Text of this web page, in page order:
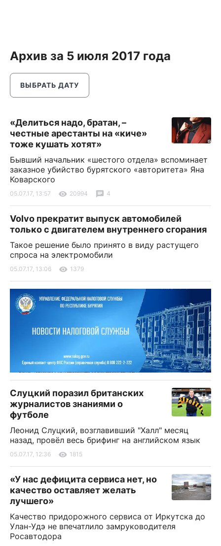
Архив за 5 июля 2017 года
ВЫБРАТЬ ДАТУ
«Делиться надо, братан, –
честные арестанты на «киче»
тоже кушать хотят»
Бывший начальник «шестого отдела» вспоминает
заказное убийство бурятского «авторитета» Яна
Коварского
05.07.17, 13:57 20994 4
Volvo прекратит выпуск автомобилей
только с двигателем внутреннего сгорания
Такое решение было принято в виду растущего
спроса на электромобили
05.07.17, 13:06 1379
Слуцкий поразил британских
журналистов знаниями о
футболе
Леонид Слуцкий, возглавивший "Халл" месяц
назад, провёл весь брифинг на английском язык
05.07.17, 12:36 1815
«У нас дефицита сервиса нет, но
качество оставляет желать
лучшего»
Качество придорожного сервиса от Иркутска до
Улан-Удэ не впечатлило замруководителя
Росавтодора